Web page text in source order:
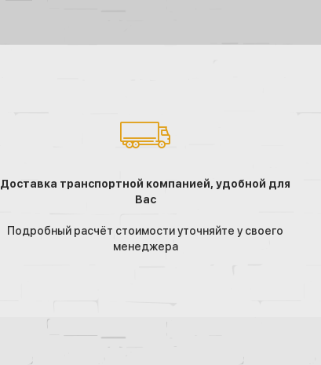
Доставка транспортной компанией, удобной для
Вас
Подробный расчёт стоимости уточняйте у своего
менеджера